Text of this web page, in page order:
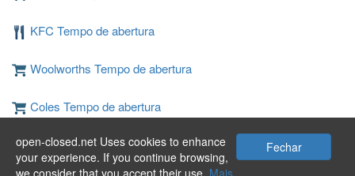
Fechar
open-closed.net Uses cookies to enhance
your experience. If you continue browsing,
we consider that you accept their use. Mais
KFC Tempo de abertura
Woolworths Tempo de abertura
Coles Tempo de abertura
JB Hi-Fi Tempo de abertura